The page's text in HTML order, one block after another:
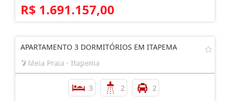
R$ 1.691.157,00
APARTAMENTO 3 DORMITÓRIOS EM ITAPEMA
Meia Praia - Itapema
3 2 2